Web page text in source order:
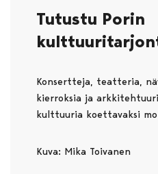
Tutustu Porin
Konsertteja, teatteria,
kierroksia ja
kulttuuria koettavaksi
Kuva: Mika Toivanen